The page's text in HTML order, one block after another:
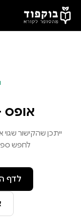
דלג לתוכן הראשי
ייתכן שהקישור
לחפש ספר
לדף